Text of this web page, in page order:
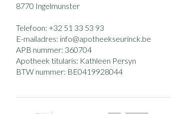
8770 Ingelmunster
Telefoon: +32 51 33 53 93
E-mailadres: info@apotheekseurinck.be
APB nummer: 360704
Apotheek titularis: Kathleen Persyn
BTW nummer: BE0419928044